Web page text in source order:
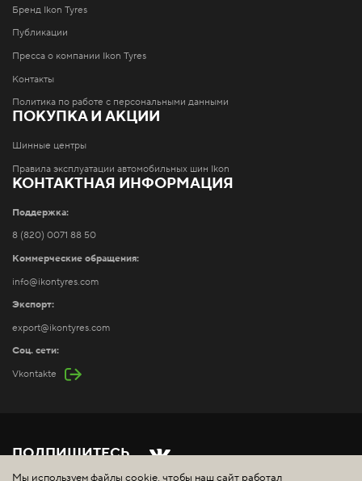
Бренд Ikon Tyres
Публикации
Пресса о компании Ikon Tyres
Контакты
Политика по работе с персональными данными
ПОКУПКА И АКЦИИ
Шинные центры
Правила эксплуатации автомобильных шин Ikon
КОНТАКТНАЯ ИНФОРМАЦИЯ
Поддержка:
8 (820) 0071 88 50
Коммерческие обращения:
info@ikontyres.com
Экспорт:
export@ikontyres.com
Соц. сети:
Vkontakte
ПОДПИШИТЕСЬ
Мы используем файлы cookie, чтобы наш сайт работал